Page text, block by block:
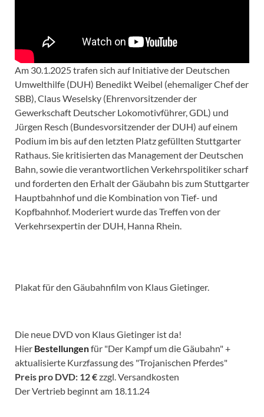
Am 30.1.2025 trafen sich auf Initiative der Deutschen
Umwelthilfe (DUH) Benedikt Weibel (ehemaliger Chef der
SBB), Claus Weselsky (Ehrenvorsitzender der
Gewerkschaft Deutscher Lokomotivführer, GDL) und
Jürgen Resch (Bundesvorsitzender der DUH) auf einem
Podium im bis auf den letzten Platz gefüllten Stuttgarter
Rathaus. Sie kritisierten das Management der Deutschen
Bahn, sowie die verantwortlichen Verkehrspolitiker scharf
und forderten den Erhalt der Gäubahn bis zum Stuttgarter
Hauptbahnhof und die Kombination von Tief- und
Kopfbahnhof. Moderiert wurde das Treffen von der
Verkehrsexpertin der DUH, Hanna Rhein.
Plakat für den Gäubahnfilm von Klaus Gietinger.
Die neue DVD von Klaus Gietinger ist da!
Hier Bestellungenfür "Der Kampf um die Gäubahn" +
aktualisierte Kurzfassung des "Trojanischen Pferdes"
Preis pro DVD: 12 €zzgl. Versandkosten
Der Vertrieb beginnt am 18.11.24